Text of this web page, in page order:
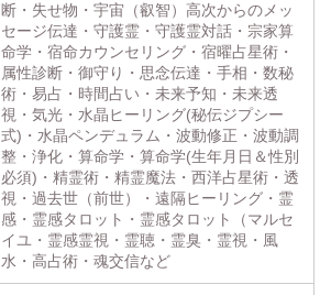
断・失せ物・宇宙（叡智）高次からのメッ
セージ伝達・守護霊・守護霊対話・宗家算
命学・宿命カウンセリング・宿曜占星術・
属性診断・御守り・思念伝達・手相・数秘
術・易占・時間占い・未来予知・未来透
視・気光・水晶ヒーリング(秘伝ジプシー
式)・水晶ペンデュラム・波動修正・波動調
整・浄化・算命学・算命学(生年月日＆性別
必須)・精霊術・精霊魔法・西洋占星術・透
視・過去世（前世）・遠隔ヒーリング・霊
感・霊感タロット・霊感タロット（マルセ
イユ・霊感霊視・霊聴・霊臭・霊視・風
水・高占術・魂交信など